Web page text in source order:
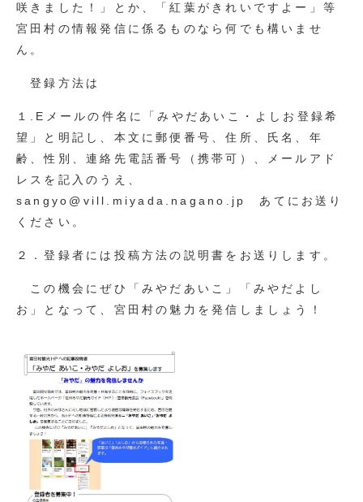
咲きました！」とか、「紅葉がきれいですよー」等
宮田村の情報発信に係るものなら何でも構いませ
ん。
登録方法は
１.Eメールの件名に「みやだあいこ・よしお登録希
望」と明記し、本文に郵便番号、住所、氏名、年
齢、性別、連絡先電話番号（携帯可）、メールアド
レスを記入のうえ、
sangyo@vill.miyada.nagano.jp あてにお送り
ください。
２．登録者には投稿方法の説明書をお送りします。
この機会にぜひ「みやだあいこ」「みやだよし
お」となって、宮田村の魅力を発信しましょう！